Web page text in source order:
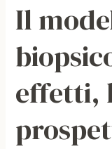
Il
effetti,
Il
modello
biopsicosociale:
effetti,
limiti
e